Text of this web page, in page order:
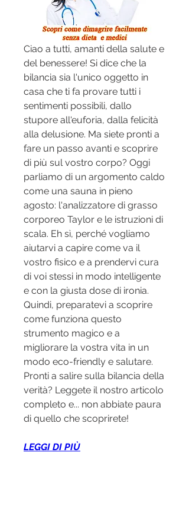
Ciao a tutti, amanti della salute e
del benessere! Si dice che la
bilancia sia l'unico oggetto in
casa che ti fa provare tutti i
sentimenti possibili, dallo
stupore all'euforia, dalla felicità
alla delusione. Ma siete pronti a
fare un passo avanti e scoprire
di più sul vostro corpo? Oggi
parliamo di un argomento caldo
come una sauna in pieno
agosto: l'analizzatore di grasso
corporeo Taylor e le istruzioni di
scala. Eh sì, perché vogliamo
aiutarvi a capire come va il
vostro fisico e a prendervi cura
di voi stessi in modo intelligente
e con la giusta dose di ironia.
Quindi, preparatevi a scoprire
come funziona questo
strumento magico e a
migliorare la vostra vita in un
modo eco-friendly e salutare.
Pronti a salire sulla bilancia della
verità? Leggete il nostro articolo
completo e... non abbiate paura
di quello che scoprirete!
LEGGI DI PIÙ